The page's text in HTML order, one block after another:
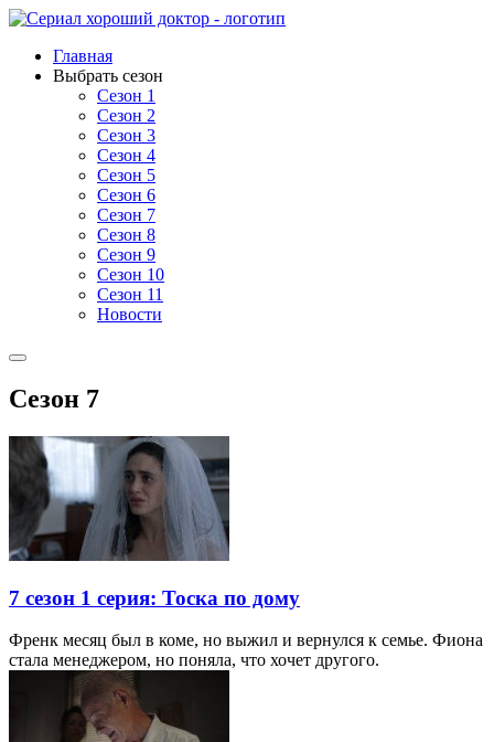
Главная
Выбрать сезон
Сезон 1
Сезон 2
Сезон 3
Сезон 4
Сезон 5
Сезон 6
Сезон 7
Сезон 8
Сезон 9
Сезон 10
Сезон 11
Новости
Сезон 7
7 сезон 1 серия: Тоска по дому
Френк месяц был в коме, но выжил и вернулся к семье. Фиона
стала менеджером, но поняла, что хочет другого.